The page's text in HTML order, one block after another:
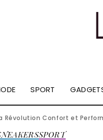
SPORT
Révolution Confort et
SPORT